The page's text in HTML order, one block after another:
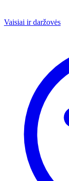
Vaisiai ir daržovės